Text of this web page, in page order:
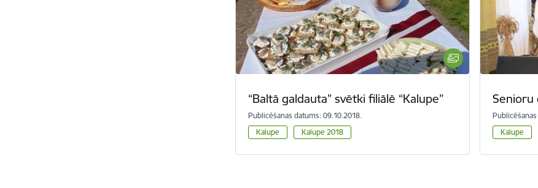
“Baltā galdauta” svētki filiālē “Kalupe”
Publicēšanas datums: 09.10.2018.
Kalupe
Kalupe 2018
Senioru
Kalupe